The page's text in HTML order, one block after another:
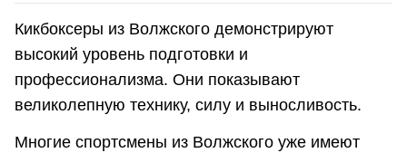
Кикбоксеры из Волжского демонстрируют
высокий уровень подготовки и
профессионализма. Они показывают
великолепную технику, силу и выносливость.
Многие спортсмены из Волжского уже имеют